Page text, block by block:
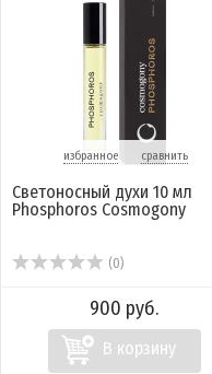
избранное сравнить
Светоносный духи 10 мл
Phosphoros Cosmogony
(0)
900 руб.
В корзину